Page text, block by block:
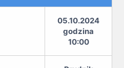
05.10.2024
godzina
10:00